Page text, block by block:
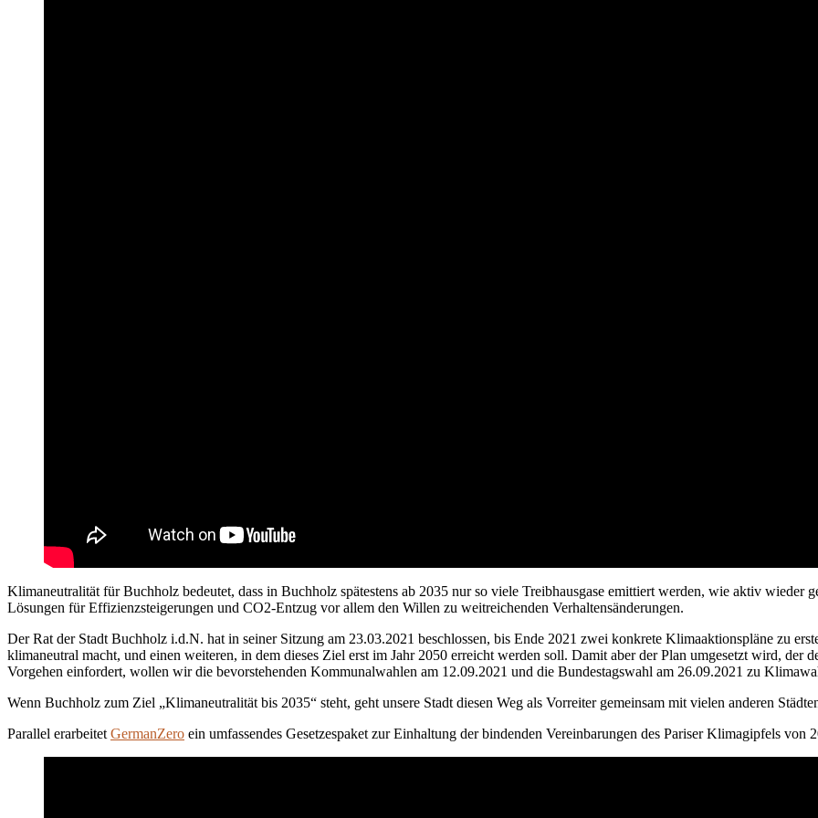
Klimaneutralität für Buchholz bedeutet, dass in Buchholz spätestens ab 2035 nur so viele Treibhausgase emittiert werden, wie aktiv wieder
Lösungen für Effizienzsteigerungen und CO2-Entzug vor allem den Willen zu weitreichenden Verhaltensänderungen.
Der Rat der Stadt Buchholz i.d.N. hat in seiner Sitzung am 23.03.2021 beschlossen, bis Ende 2021 zwei konkrete Klimaaktionspläne zu
klimaneutral macht, und einen weiteren, in dem dieses Ziel erst im Jahr 2050 erreicht werden soll. Damit aber der Plan umgesetzt wird, der
Vorgehen einfordert, wollen wir die bevorstehenden Kommunalwahlen am 12.09.2021 und die Bundestagswahl am 26.09.2021 zu
Wenn Buchholz zum Ziel „Klimaneutralität bis 2035“ steht, geht unsere Stadt diesen Weg als Vorreiter gemeinsam mit vielen anderen
Parallel erarbeitet GermanZero ein umfassendes Gesetzespaket zur Einhaltung der bindenden Vereinbarungen des Pariser Klimagipfels von